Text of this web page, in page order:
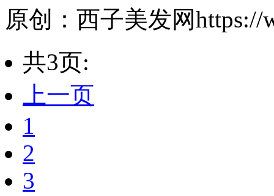
原创：西子美发网https://
共3页:
上一页
1
2
3